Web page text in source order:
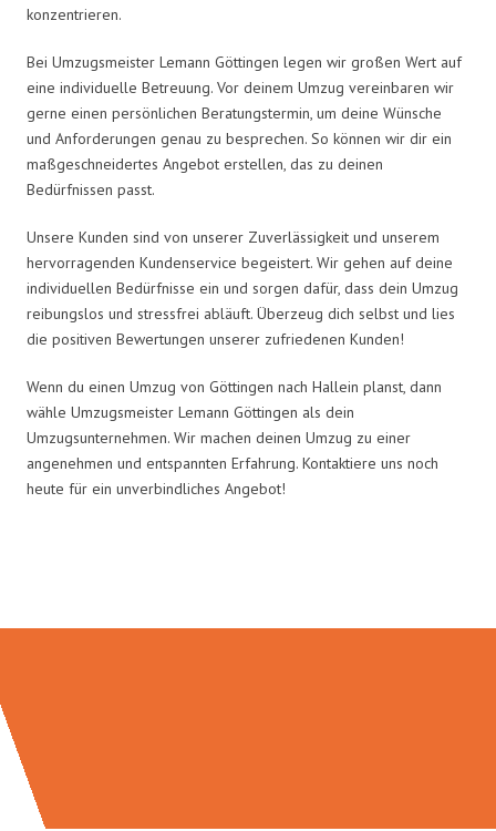
konzentrieren.
Bei Umzugsmeister Lemann Göttingen legen wir großen Wert auf
eine individuelle Betreuung. Vor deinem Umzug vereinbaren wir
gerne einen persönlichen Beratungstermin, um deine Wünsche
und Anforderungen genau zu besprechen. So können wir dir ein
maßgeschneidertes Angebot erstellen, das zu deinen
Bedürfnissen passt.
Unsere Kunden sind von unserer Zuverlässigkeit und unserem
hervorragenden Kundenservice begeistert. Wir gehen auf deine
individuellen Bedürfnisse ein und sorgen dafür, dass dein Umzug
reibungslos und stressfrei abläuft. Überzeug dich selbst und lies
die positiven Bewertungen unserer zufriedenen Kunden!
Wenn du einen Umzug von Göttingen nach Hallein planst, dann
wähle Umzugsmeister Lemann Göttingen als dein
Umzugsunternehmen. Wir machen deinen Umzug zu einer
angenehmen und entspannten Erfahrung. Kontaktiere uns noch
heute für ein unverbindliches Angebot!